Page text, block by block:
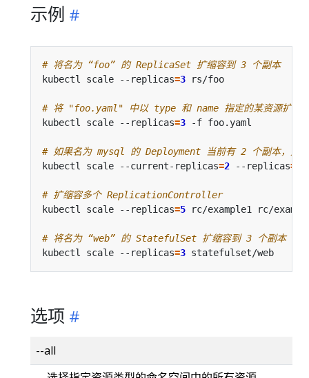
示例
# 将名为 “foo” 的 ReplicaSet 扩缩容到 3 个副本
kubectl scale --replicas=3
# 将 "foo.yaml" 中以 type 和 name 指定的某资源扩缩
kubectl scale --replicas=3
# 如果名为 mysql 的 Deployment 当前有 2 个副本，则
kubectl scale --current-replicas=2 --replicas=
# 扩缩容多个 ReplicationController
kubectl scale --replicas=5
# 将名为 “web” 的 StatefulSet 扩缩容到 3 个副本
kubectl scale --replicas=3
选项
--all